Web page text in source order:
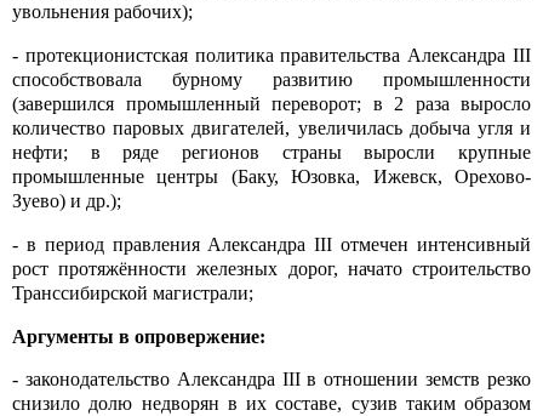
увольнения рабочих);
- протекционистская политика правительства Александра III
способствовала бурному развитию промышленности
(завершился промышленный переворот; в 2 раза выросло
количество паровых двигателей, увеличилась добыча угля и
нефти; в ряде регионов страны выросли крупные
промышленные центры (Баку, Юзовка, Ижевск, Орехово-
Зуево) и др.);
- в период правления Александра III отмечен интенсивный
рост протяжённости железных дорог, начато строительство
Транссибирской магистрали;
Аргументы в опровержение:
- законодательство Александра III в отношении земств резко
снизило долю недворян в их составе, сузив таким образом